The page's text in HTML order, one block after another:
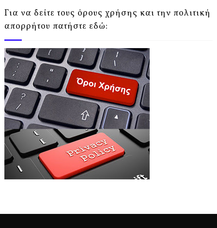
Για να δείτε τους όρους χρήσης και την πολιτική
απορρήτου πατήστε εδώ: